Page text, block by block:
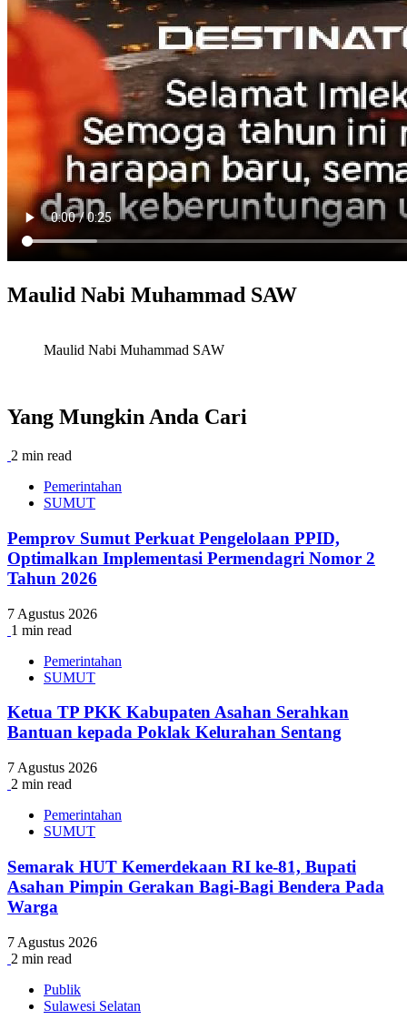
Maulid Nabi Muhammad SAW
Maulid Nabi Muhammad SAW
Yang Mungkin Anda Cari
2 min read
Pemerintahan
SUMUT
Pemprov Sumut Perkuat Pengelolaan PPID,
Optimalkan Implementasi Permendagri Nomor 2
Tahun 2026
7 Agustus 2026
1 min read
Pemerintahan
SUMUT
Ketua TP PKK Kabupaten Asahan Serahkan
Bantuan kepada Poklak Kelurahan Sentang
7 Agustus 2026
2 min read
Pemerintahan
SUMUT
Semarak HUT Kemerdekaan RI ke-81, Bupati
Asahan Pimpin Gerakan Bagi-Bagi Bendera Pada
Warga
7 Agustus 2026
2 min read
Publik
Sulawesi Selatan